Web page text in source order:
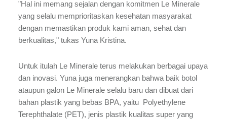
"Hal ini memang sejalan dengan komitmen Le Minerale
yang selalu memprioritaskan kesehatan masyarakat
dengan memastikan produk kami aman, sehat dan
berkualitas," tukas Yuna Kristina.
Untuk itulah Le Minerale terus melakukan berbagai upaya
dan inovasi. Yuna juga menerangkan bahwa baik botol
ataupun galon Le Minerale selalu baru dan dibuat dari
bahan plastik yang bebas BPA, yaitu Polyethylene
Terephthalate (PET), jenis plastik kualitas super yang